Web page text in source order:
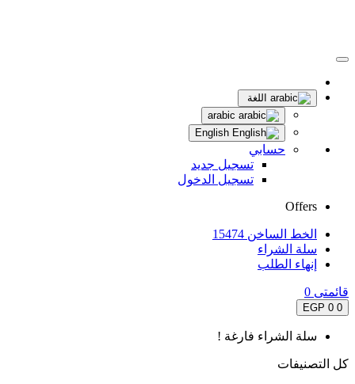
اللغة
حسابي
تسجيل جديد
تسجيل الدخول
Offers
الخط الساخن 15474
سلة الشراء
إنهاء الطلب
قائمتى 0
0
0 EGP
سلة الشراء فارغة !
كل التصنيفات